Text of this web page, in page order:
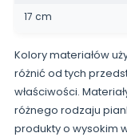
17 cm
Kolory materiałów
różnić od tych
właściwości.
różnego rodzaju
produkty o wysokim